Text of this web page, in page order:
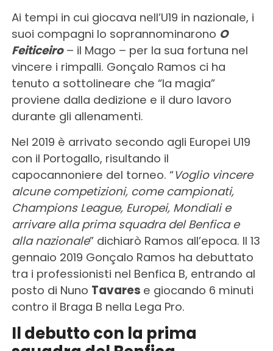
Ai tempi in cui giocava nell’U19 in nazionale, i
suoi compagni lo soprannominarono O
Feiticeiro– il Mago – per la sua fortuna nel
vincere i rimpalli. Gonçalo Ramos ci ha
tenuto a sottolineare che “la magia”
proviene dalla dedizione e il duro lavoro
durante gli allenamenti.
Nel 2019 è arrivato secondo agli Europei U19
con il Portogallo, risultando il
capocannoniere del torneo. “Voglio vincere
alcune competizioni, come campionati,
Champions League, Europei, Mondiali e
arrivare alla prima squadra del Benfica e
alla nazionale” dichiarò Ramos all’epoca. Il 13
gennaio 2019 Gonçalo Ramos ha debuttato
tra i professionisti nel Benfica B, entrando al
posto di Nuno Tavares e giocando 6 minuti
contro il Braga B nella Lega Pro.
Il debutto con la prima